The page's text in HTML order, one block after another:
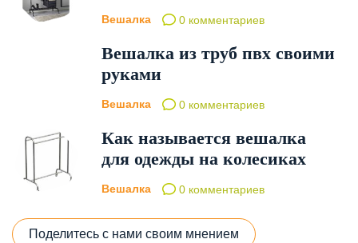
Вешалка 0 комментариев
Вешалка из труб пвх своими
руками
Вешалка 0 комментариев
Как называется вешалка
для одежды на колесиках
Вешалка 0 комментариев
Поделитесь с нами своим мнением